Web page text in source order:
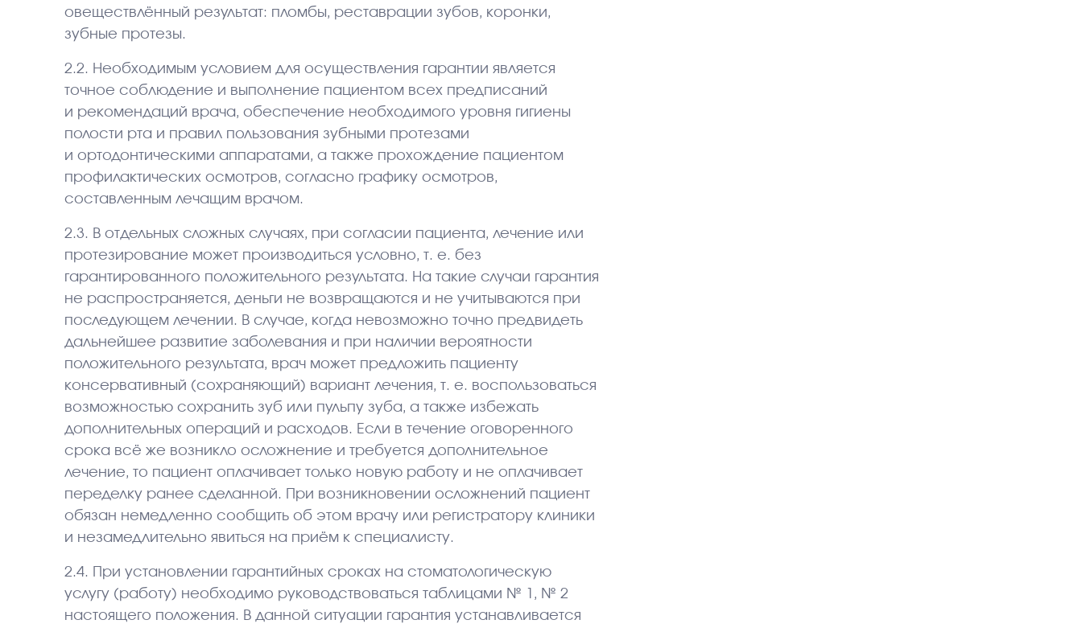
овеществлённый результат: пломбы, реставрации зубов, коронки,
зубные протезы.
2.2. Необходимым условием для осуществления гарантии является
точное соблюдение и выполнение пациентом всех предписаний
и рекомендаций врача, обеспечение необходимого уровня гигиены
полости рта и правил пользования зубными протезами
и ортодонтическими аппаратами, а также прохождение пациентом
профилактических осмотров, согласно графику осмотров,
составленным лечащим врачом.
2.3. В отдельных сложных случаях, при согласии пациента, лечение или
протезирование может производиться условно, т. е. без
гарантированного положительного результата. На такие случаи гарантия
не распространяется, деньги не возвращаются и не учитываются при
последующем лечении. В случае, когда невозможно точно предвидеть
дальнейшее развитие заболевания и при наличии вероятности
положительного результата, врач может предложить пациенту
консервативный (сохраняющий) вариант лечения, т. е. воспользоваться
возможностью сохранить зуб или пульпу зуба, а также избежать
дополнительных операций и расходов. Если в течение оговоренного
срока всё же возникло осложнение и требуется дополнительное
лечение, то пациент оплачивает только новую работу и не оплачивает
переделку ранее сделанной. При возникновении осложнений пациент
обязан немедленно сообщить об этом врачу или регистратору клиники
и незамедлительно явиться на приём к специалисту.
2.4. При установлении гарантийных сроках на стоматологическую
услугу (работу) необходимо руководствоваться таблицами № 1, № 2
настоящего положения. В данной ситуации гарантия устанавливается